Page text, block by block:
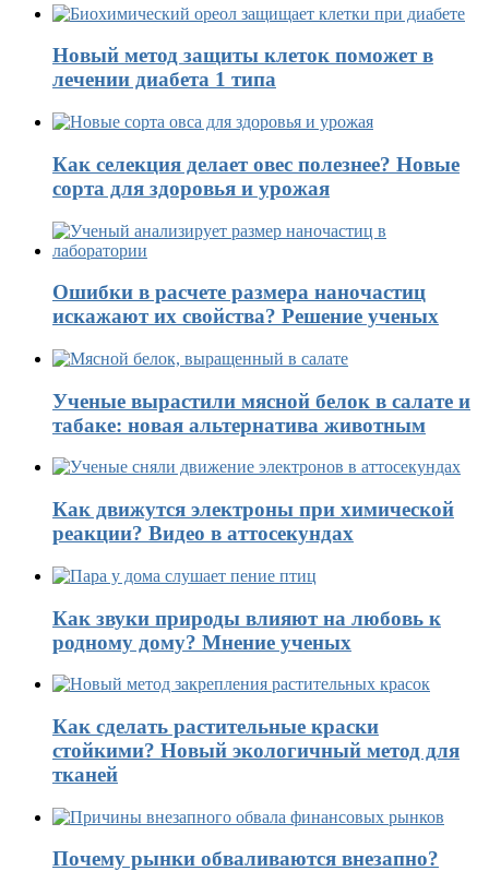
Новый метод защиты клеток поможет в
лечении диабета 1 типа
Как селекция делает овес полезнее? Новые
сорта для здоровья и урожая
Ошибки в расчете размера наночастиц
искажают их свойства? Решение ученых
Ученые вырастили мясной белок в салате и
табаке: новая альтернатива животным
Как движутся электроны при химической
реакции? Видео в аттосекундах
Как звуки природы влияют на любовь к
родному дому? Мнение ученых
Как сделать растительные краски
стойкими? Новый экологичный метод для
тканей
Почему рынки обваливаются внезапно?